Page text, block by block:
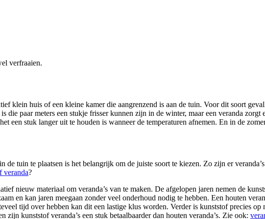
verfraaien.
klein huis of een kleine kamer die aangrenzend is aan de tuin. Voor dit soort
die paar meters een stukje frisser kunnen zijn in de winter, maar een veranda
een stuk langer uit te houden is wanneer de temperaturen afnemen. En in de
de tuin te plaatsen is het belangrijk om de juiste soort te kiezen. Zo zijn er
veranda?
nieuw materiaal om veranda’s van te maken. De afgelopen jaren nemen de
en kan jaren meegaan zonder veel onderhoud nodig te hebben. Een houten
tijd over hebben kan dit een lastige klus worden. Verder is kunststof precies op
kunststof veranda’s een stuk betaalbaarder dan houten veranda’s. Zie ook: